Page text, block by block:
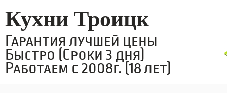
Кухни Троицк
Гарантия лучшей цены
Быстро (Сроки 3 дня)
Работаем с 2008г. (18 лет)